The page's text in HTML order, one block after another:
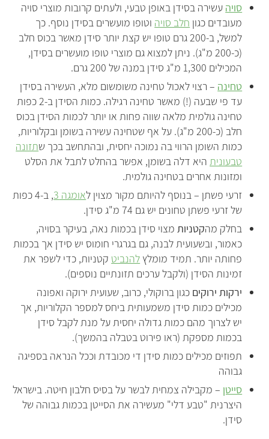
סויה עשירה בסידן באופן טבעי, ולעתים קרובות מוצרי סויה
מעובדים כגון חלב סויה וטופו מועשרים בסידן נוסף. כך
למשל, ב-200 גרם טופו יש קצת יותר סידן מאשר בכוס חלב
(כ-200 מ"ג). ניתן למצוא גם מוצרי טופו מועשרים בסידן,
המכילים 1,300 מ"ג סידן במנה של 200 גרם.
טחינה – רצוי לאכול טחינה משומשום מלא, העשירה בסידן
עד פי שבעה (!) מאשר טחינה רגילה. כמות הסידן ב-2 כפות
טחינה גולמית מלאה שווה פחות או יותר לכמות הסידן בכוס
חלב (כ-200 מ"ג). על אף שטחינה עשירה בשומן ובקלוריות,
כמות השומן הרווי בה נמוכה יחסית, ובהתחשב בכך שתזונה
טבעוניתהיא דלה בשומן, אפשר בהחלט לתבל את הסלט
ומזונות אחרים בטחינה גולמית.
זרעי פשתן – בנוסף להיותם מקור מצוין לאומגה 3
, ב-4 כפות
של זרעי פשתן טחונים יש גם 74 מ"ג סידן.
בחלק מהקטניותמצוי סידן בכמות נאה, בעיקר בסויה,
כאמור, ובשעועית לבנה, גם בגרגרי חומוס יש סידן אך בכמות
פחותה יותר. תמיד מומלץ להנביט קטניות, כדי לשפר את
זמינות הסידן (ולקבל ערכים תזונתיים נוספים).
ירקות ירוקים כגון ברוקולי, כרוב, שעועית ירוקה ואפונה
מכילים כמות סידן משמעותית ביחס למספר הקלוריות, אך
יש לצרוך מהם כמות גדולה יחסית על מנת לקבל סידן
בכמות מספקת (ראו פירוט בטבלה בהמשך).
תפוזים מכילים כמות סידן די מכובדת וככל הנראה בספיגה
גבוהה
סייטן – מקבילה צמחית לבשר על בסיס חלבון חיטה. בישראל
היצרנית "טבע דלי" מעשירה את הסייטן בכמות גבוהה של
סידן.